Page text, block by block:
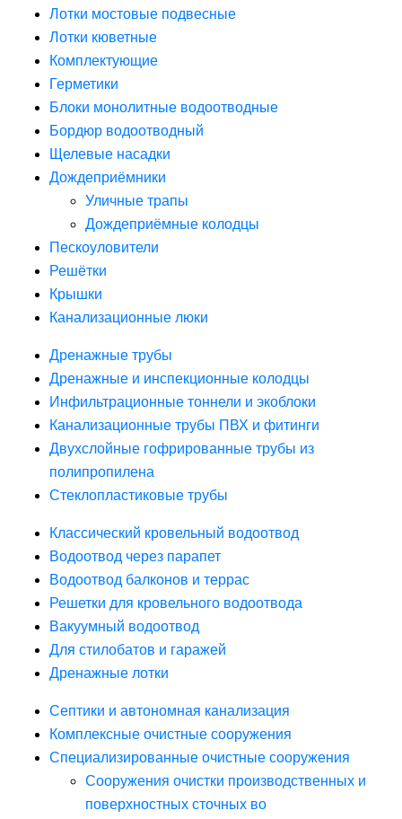
Лотки мостовые подвесные
Лотки кюветные
Комплектующие
Герметики
Блоки монолитные водоотводные
Бордюр водоотводный
Щелевые насадки
Дождеприёмники
Уличные трапы
Дождеприёмные колодцы
Пескоуловители
Решётки
Крышки
Канализационные люки
Дренажные трубы
Дренажные и инспекционные колодцы
Инфильтрационные тоннели и экоблоки
Канализационные трубы ПВХ и фитинги
Двухслойные гофрированные трубы из
полипропилена
Стеклопластиковые трубы
Классический кровельный водоотвод
Водоотвод через парапет
Водоотвод балконов и террас
Решетки для кровельного водоотвода
Вакуумный водоотвод
Для стилобатов и гаражей
Дренажные лотки
Септики и автономная канализация
Комплексные очистные сооружения
Специализированные очистные сооружения
Сооружения очистки производственных и
поверхностных сточных во